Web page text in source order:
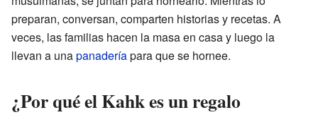
preparan, conversan, comparten historias y recetas. A
veces, las familias hacen la masa en casa y luego la
llevan a unapanaderíapara que se hornee.
¿Por qué el Kahk es un regalo